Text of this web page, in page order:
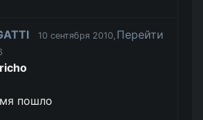
10 сентября 2010, Перейти
пошло